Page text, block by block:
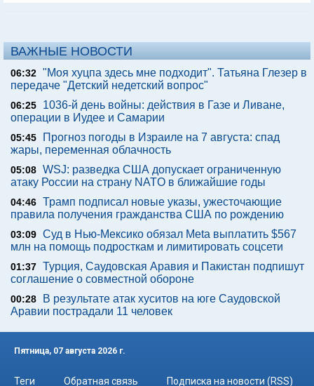
ВАЖНЫЕ НОВОСТИ
06:32 "Моя хуцпа здесь мне подходит". Татьяна Глезер в
передаче "Детский недетский вопрос"
06:25
1036-й день войны: действия в Газе и Ливане,
операции в Иудее и Самарии
05:45
Прогноз погоды в Израиле на 7 августа: спад
жары, переменная облачность
05:08 WSJ: разведка США допускает ограниченную
атаку России на страну NATO в ближайшие годы
04:46 Трамп подписал новые указы, ужесточающие
правила получения гражданства США по рождению
03:09 Суд в Нью-Мексико обязал Meta выплатить $567
млн на помощь подросткам и лимитировать соцсети
01:37 Турция, Саудовская Аравия и Пакистан подпишут
соглашение о совместной обороне
00:28
В результате атак хуситов на юге Саудовской
Аравии пострадали 11 человек
Пятница, 07 августа 2026 г.
Теги Обратная связь Подписка на новости (RSS)